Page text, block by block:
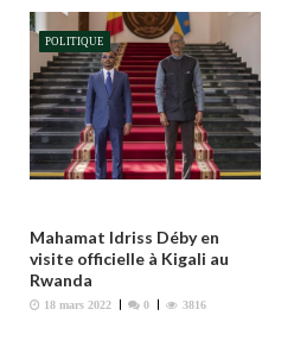
l
e
POLITIQUE
Mahamat Idriss Déby en
visite officielle à Kigali au
Rwanda
18 mars 2022 0 3816